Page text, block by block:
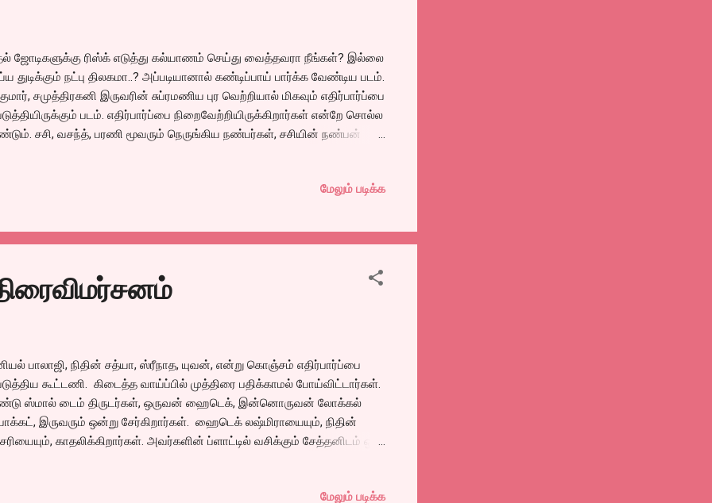
ஜோடிகளுக்கு ரிஸ்க் எடுத்து கல்யாணம் செய்து வைத்தவரா நீங்கள்? இல்லை
துடிக்கும் நட்பு திலகமா..? அப்படியானால் கண்டிப்பாய் பார்க்க வேண்டிய படம்.
சமுத்திரகனி இருவரின் சுப்ரமணிய புர வெற்றியால் மிகவும் எதிர்பார்ப்பை
படம். எதிர்பார்ப்பை நிறைவேற்றியிருக்கிறார்கள் என்றே சொல்ல
சசி, வசந்த், பரணி மூவரும் நெருங்கிய நண்பர்கள், சசியின் நண்பன்
தோல்வியால் நண்பன் கிணற்றில் குதித்து தற்கொலைக்கு முயல,
திருட்டு கல்யாணம் செய்து வைக்கிறார்கள். அப்படி கல்யாணம் செய்து
ஆளாளுக்கு மிகவும் பாதிப்படைகிறார்கள். ஒவ்வொருவருக்கும்
இப்படி பல விதமான தியாகங்கள் நண்பனுக்காக செய்துவிட்டு, அந்த காதல்
இருவரும் பிரிந்தால், அவர்களுக்காக இவ்வளவு பாடுபட்ட, அவமானபட்ட
மேலும் படிக்க
பாலாஜி, நிதின் சத்யா, ஸ்ரீநாத, யுவன், என்று கொஞ்சம் எதிர்பார்ப்பை
கூட்டணி. கிடைத்த வாய்ப்பில் முத்திரை பதிக்காமல் போய்விட்டார்கள்.
ஸ்மால் டைம் திருடர்கள், ஒருவன் ஹைடெக், இன்னொருவன் லோக்கல்
இருவரும் ஒன்று சேர்கிறார்கள். ஹைடெக் லஷ்மிராயையும், நிதின்
காதலிக்கிறார்கள். அவர்களின் ப்ளாட்டில் வசிக்கும் சேத்தனிடம் ஒரு
பார்ட்டிகள் துரத்த, என்று மாறி, மாறி ஓடுகிறார்கள். திடீரென திரும்பிமேலும் படிக்க